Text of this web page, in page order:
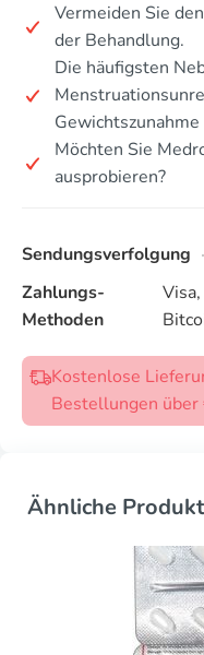
Vermeiden Sie
der Behandlung.
Die häufigsten
Möchten Sie
ausprobieren?
Sendungsverfolgung
Zahlungs-
Methoden
Kostenlose
Bestellungen
Ähnliche